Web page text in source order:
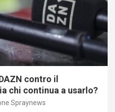
contro il
chi continua a usarlo?
Spraynews